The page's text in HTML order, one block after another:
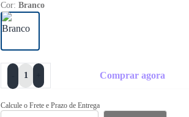
Cor:Branco
Comprar agora
Calcule o Frete e Prazo de Entrega